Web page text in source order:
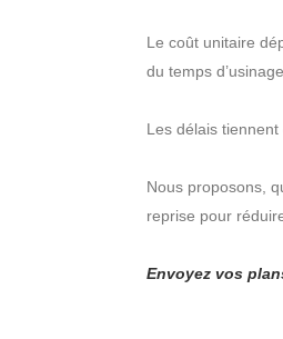
Le coût unitaire
du temps
Les délais
Nous proposons,
reprise pour
Envoyez vos